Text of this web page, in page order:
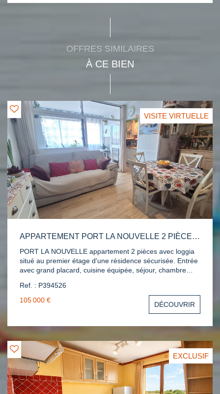
OFFRES SIMILAIRES
À CE BIEN
VISITE VIRTUELLE
APPARTEMENT PORT LA NOUVELLE 2 PIÈCES LOGGIA
PORT LA NOUVELLE appartement 2 pièces avec loggia
situé au premier étage d'une résidence sécurisée. Entrée
avec grand placard, cuisine équipée, séjour, chambre
ch/mois. 139 lots. Réf. : P394526. Contact Katia
06.69.93.91.33
Ref. : P394526
105 000 €
DÉCOUVRIR
EXCLUSIF